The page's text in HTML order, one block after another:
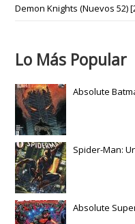
Demon Knights (Nuevos 52)
Lo Más Popular
Absolute
Spider-Man:
Absolute